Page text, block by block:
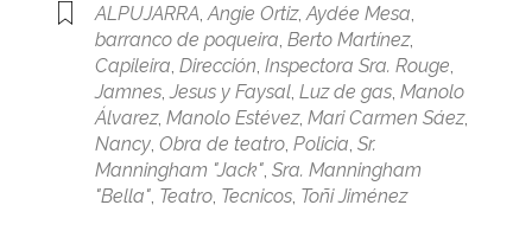
ALPUJARRA Angie Ortiz, Aydée Mesa
barranco de poqueira Berto Martínez,
Capileira Dirección Inspectora Sra. Rouge
Jamnes, Jesus y Faysal, Luz de gas, Manolo
Álvarez, Manolo Estévez, Mari Carmen Sáez,
Nancy, Obra de teatro, Policia Sr.
Manningham "Jack", Sra. Manningham
"Bella", Teatro, Tecnicos, Toñi Jiménez